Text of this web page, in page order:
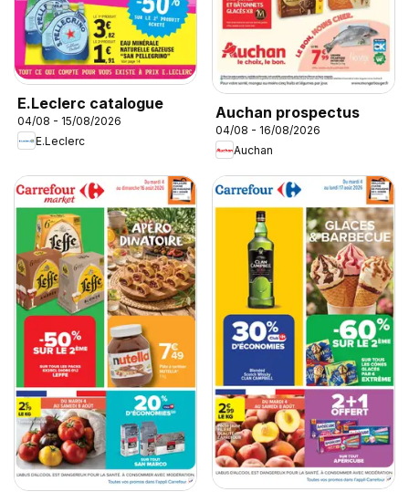
E.Leclerc catalogue
04/08 - 15/08/2026
E.Leclerc
Auchan prospectus
04/08 - 16/08/2026
Auchan